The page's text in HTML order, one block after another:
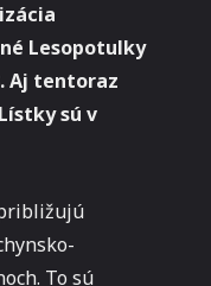
Lesopotulky
Aj tentoraz
sú v
To sú